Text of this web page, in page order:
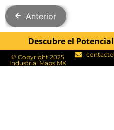
Anterior
Descubre el
© Copyright 2025
Industrial Maps MX​